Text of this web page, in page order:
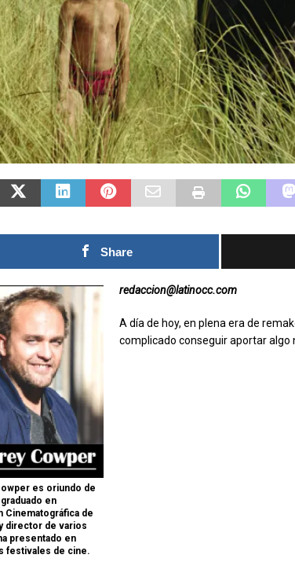
Share
es oriundo de
en
Cinematográfica de
director de varios
presentado en
festivales de cine.
redaccion@latinocc.com
A día de hoy, en plena era de
complicado conseguir aportar algo
que
Mundial 2026:
a
inolvidable
Por Max
Copa Mundial dejó
sorpresas y
Estos fueron
más
Las Islas Malvinas
deporte: una
identidad,
pasión nacional
0SHARESShareTweet Por El
Newsroom El deporte ha
de la historia, mucho más
competencia entre equipos
[...]